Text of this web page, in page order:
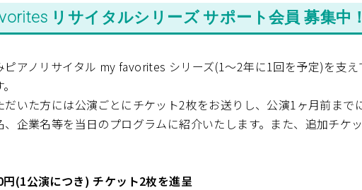
リサイタルシリーズ サポート会員 募集中！
ピアノリサイタル my favorites シリーズ(1～2年に1回を予定)を支
だいた方には公演ごとにチケット2枚をお送りし、公演1ヶ月前ま
、企業名等を当日のプログラムに紹介いたします。また、追加チケ
(1公演につき) チケット2枚を進呈